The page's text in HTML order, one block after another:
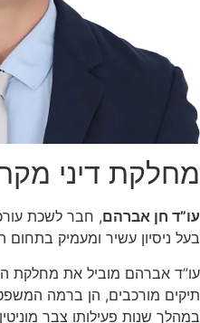
מחלקת דיני
עו”ד חן אברהם
בעל ניסיון עשיר ומעמיק בתחום
עו”ד אברהם מוביל את מחלקת
תיקים מורכבים, הן ברמה
במהלך שנות פעילותו צבר